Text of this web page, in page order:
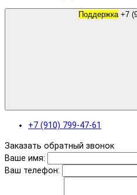
Поддержка
+7 (910) 799-47-61
Заказать обратный звонок
Ваше имя:
Ваш телефон: